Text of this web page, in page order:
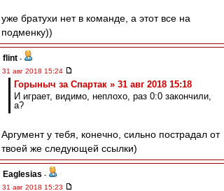
уже братухи нет в команде, а этот все на
подменку))
flint -
31 авг 2018 15:24
Горыныч за Спартак » 31 авг 2018 15:18
И играет, видимо, неплохо, раз 0:0 закончили,
а?
Аргумент у тебя, конечно, сильно пострадал от
твоей же следующей ссылки)
Eaglesias -
31 авг 2018 15:23